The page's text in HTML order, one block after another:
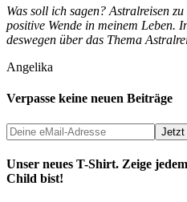
Was soll ich sagen? Astralreisen
positive Wende in meinem Leben.
deswegen über das Thema
Angelika
Verpasse keine neuen Beiträge
Unser neues T-Shirt. Zeige
Child bist!